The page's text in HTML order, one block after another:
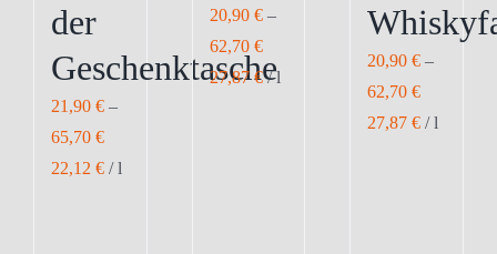
der
Geschenktasche
21,90 € –
65,70 €
22,12 € /l
20,90 €–
62,70 €
27,87€/l
20,90€ –
62,70€
27,87€ /l